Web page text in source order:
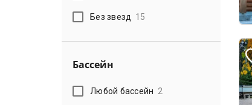
Без звезд 15
Бассейн
Любой бассейн 2